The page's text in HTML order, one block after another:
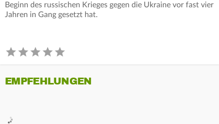
Beginn des russischen Krieges gegen die Ukraine vor fast vier
Jahren in Gang gesetzt hat.
EMPFEHLUNGEN